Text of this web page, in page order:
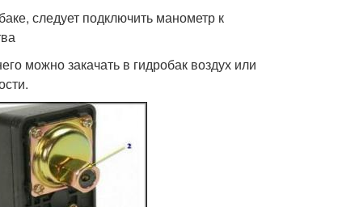
следует подключить манометр к
можно закачать в гидробак воздух или